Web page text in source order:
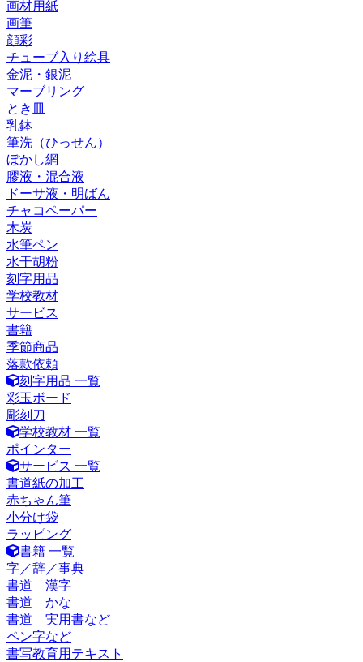
画材用紙
画筆
顔彩
チューブ入り絵具
金泥・銀泥
マーブリング
とき皿
乳鉢
筆洗（ひっせん）
ぼかし網
膠液・混合液
ドーサ液・明ばん
チャコペーパー
木炭
水筆ペン
水干胡粉
刻字用品
学校教材
サービス
書籍
季節商品
落款依頼
刻字用品 一覧
彩玉ボード
彫刻刀
学校教材 一覧
ポインター
サービス 一覧
書道紙の加工
赤ちゃん筆
小分け袋
ラッピング
書籍 一覧
字／辞／事典
書道 漢字
書道 かな
書道 実用書など
ペン字など
書写教育用テキスト